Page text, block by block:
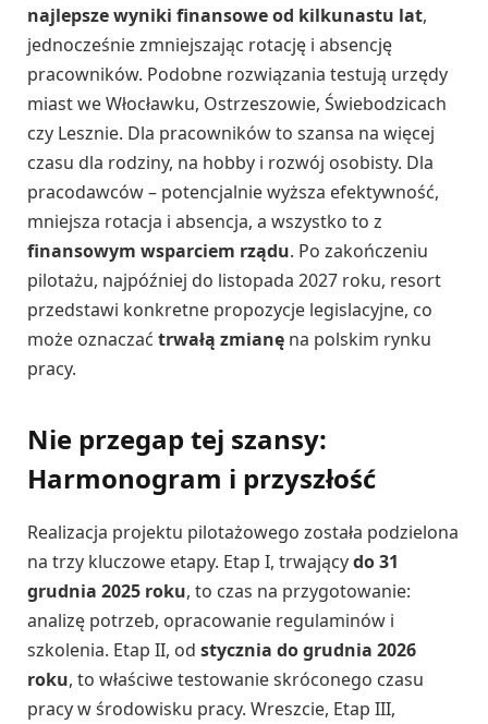
najlepsze wyniki finansowe od kilkunastu lat,
jednocześnie zmniejszając rotację i absencję
pracowników. Podobne rozwiązania testują urzędy
miast we Włocławku, Ostrzeszowie, Świebodzicach
czy Lesznie. Dla pracowników to szansa na więcej
czasu dla rodziny, na hobby i rozwój osobisty. Dla
pracodawców – potencjalnie wyższa efektywność,
mniejsza rotacja i absencja, a wszystko to z
finansowym wsparciem rządu. Po zakończeniu
pilotażu, najpóźniej do listopada 2027 roku, resort
przedstawi konkretne propozycje legislacyjne, co
może oznaczać trwałą zmianę na polskim rynku
pracy.
Nie przegap tej szansy:
Harmonogram i przyszłość
Realizacja projektu pilotażowego została podzielona
na trzy kluczowe etapy. Etap I, trwającydo 31
grudnia 2025 roku, to czas na przygotowanie:
analizę potrzeb, opracowanie regulaminów i
szkolenia. Etap II, od stycznia do grudnia 2026
roku, to właściwe testowanie skróconego czasu
pracy w środowisku pracy. Wreszcie, Etap III,